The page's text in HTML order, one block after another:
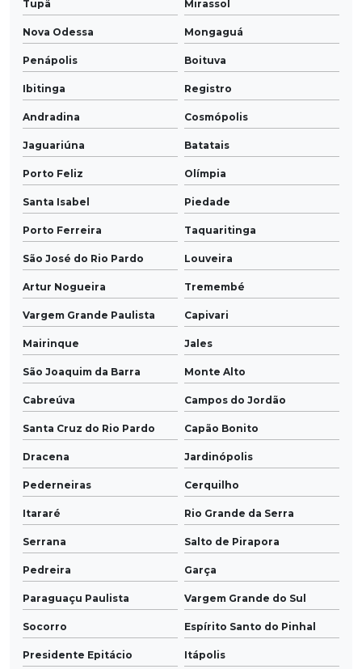
Tupã Mirassol
Nova Odessa Mongaguá
Penápolis Boituva
Ibitinga Registro
Andradina Cosmópolis
Jaguariúna Batatais
Porto Feliz Olímpia
Santa Isabel Piedade
Porto Ferreira Taquaritinga
São José do Rio Pardo Louveira
Artur Nogueira Tremembé
Vargem Grande Paulista Capivari
Mairinque Jales
São Joaquim da Barra Monte Alto
Cabreúva Campos do Jordão
Santa Cruz do Rio Pardo Capão Bonito
Dracena Jardinópolis
Pederneiras Cerquilho
Itararé Rio Grande da Serra
Serrana Salto de Pirapora
Pedreira Garça
Paraguaçu Paulista Vargem Grande do Sul
Socorro Espírito Santo do Pinhal
Presidente Epitácio Itápolis